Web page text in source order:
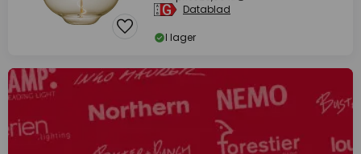
Datablad
I lager